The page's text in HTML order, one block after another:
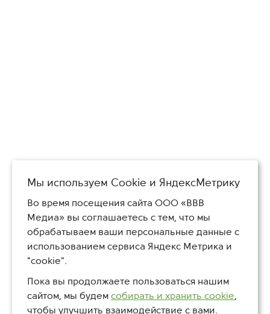
Мы используем Сookie и ЯндексМетрику
Во время посещения сайта ООО «ВВВ
Медиа» вы соглашаетесь с тем, что мы
обрабатываем ваши персональные данные с
использованием сервиса Яндекс Метрика и
"cookie".
Пока вы продолжаете пользоваться нашим
сайтом, мы будем собирать и хранить cookie,
чтобы улучшить взаимодействие с вами.